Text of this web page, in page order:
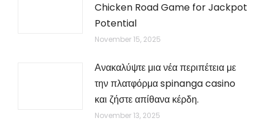
Chicken Road Game for Jackpot
Potential
November 15, 2025
Ανακαλύψτε μια νέα περιπέτεια με
την πλατφόρμα spinanga casino
και ζήστε απίθανα κέρδη.
November 13, 2025